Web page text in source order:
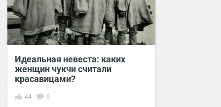
Идеальная невеста: каких
женщин чукчи считали
красавицами?
44 6